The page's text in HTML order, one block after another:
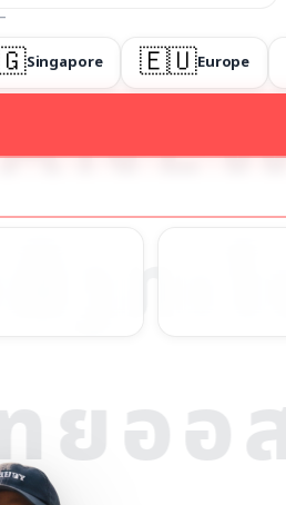
ออส
Singapore 🇪🇺Europe